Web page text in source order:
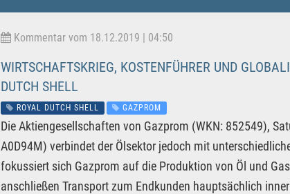
Kommentar vom 18.12.2019 | 04:50
WIRTSCHAFTSKRIEG, KOSTENFÜHRER UND
DUTCH SHELL
ROYAL DUTCH SHELL GAZPROM
Die Aktiengesellschaften von Gazprom (WKN: 852549),
A0D94M) verbindet der Ölsektor jedoch mit
fokussiert sich Gazprom auf die Produktion von Öl und
anschließen Transport zum Endkunden hauptsächlich